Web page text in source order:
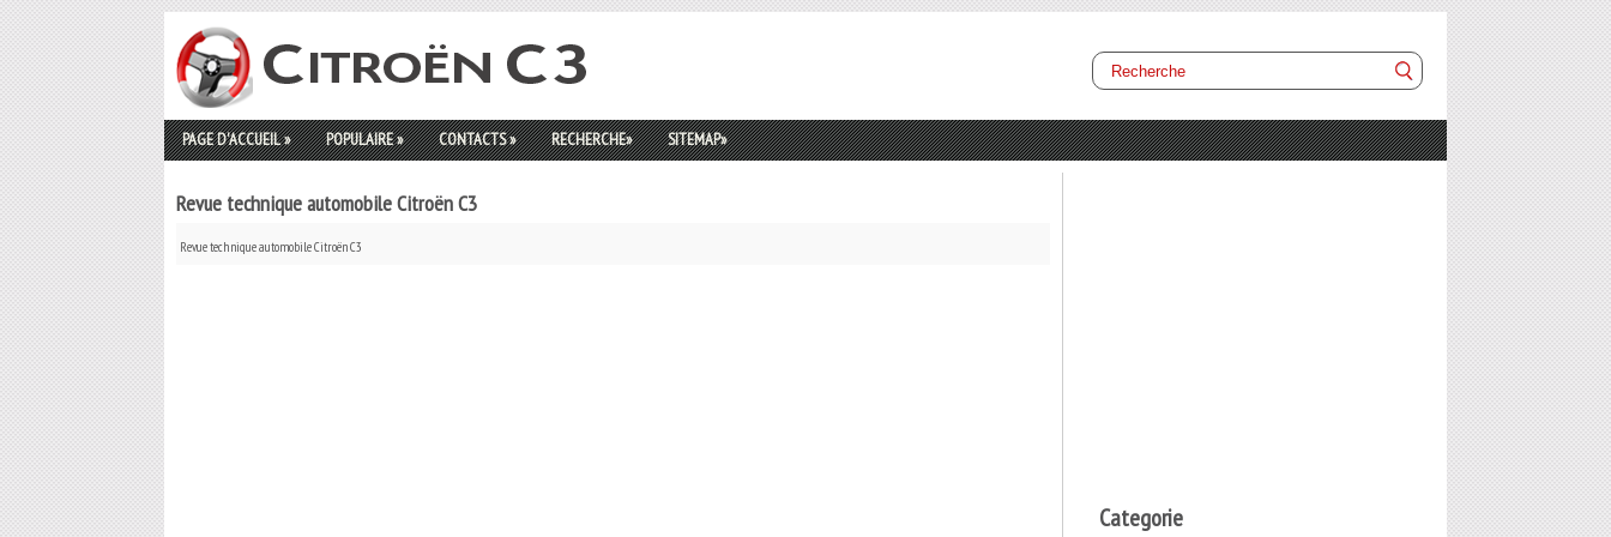
PAGE D'ACCUEIL» POPULAIRE» CONTACTS» RECHERCHE» SITEMAP»
Revue technique automobile Citroën C3
Revue technique automobile Citroën C3
Categorie